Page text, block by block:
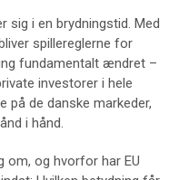
sig i en brydningstid. Med
spillereglerne for
fundamentalt ændret –
investorer i hele
på de danske markeder,
i hånd.
om, og hvorfor har EU